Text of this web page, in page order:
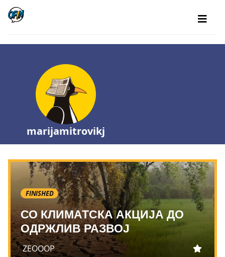
marijamitrovikj
FINISHED
СО КЛИМАТСКА АКЦИЈА ДО
ОДРЖЛИВ РАЗВОЈ
ZEOOOP